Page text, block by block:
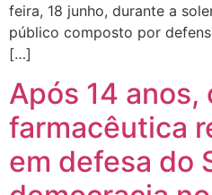
feira, 18 junho, durante a
público composto por
[…]
Após 14 anos,
farmacêutica
em defesa do